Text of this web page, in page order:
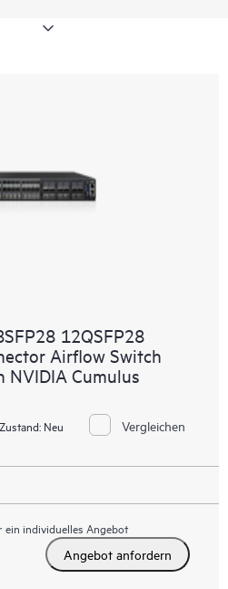
12QSFP28
Airflow Switch
NVIDIA Cumulus
Zustand:Neu Vergleichen
ein individuelles Angebot
Angebot anfordern